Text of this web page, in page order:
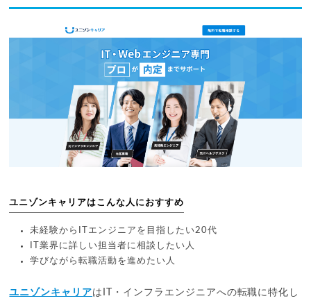
ユニゾンキャリアはこんな人におすすめ
未経験からITエンジニアを目指したい20代
IT業界に詳しい担当者に相談したい人
学びながら転職活動を進めたい人
ユニゾンキャリアはIT・インフラエンジニアへの転職に特化し